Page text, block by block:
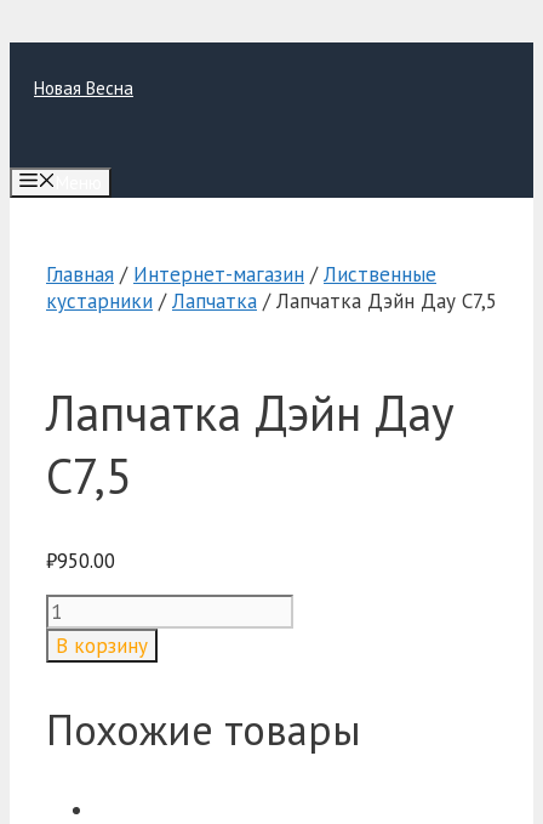
Новая Весна
Главная / Интернет-магазин /Лиственные
кустарники /Лапчатка / Лапчатка Дэйн Дау C7,5
Лапчатка Дэйн Дау
C7,5
₽950.00
Количество
товара
Лапчатка
Дау
C7,5
В корзину
Похожие товары